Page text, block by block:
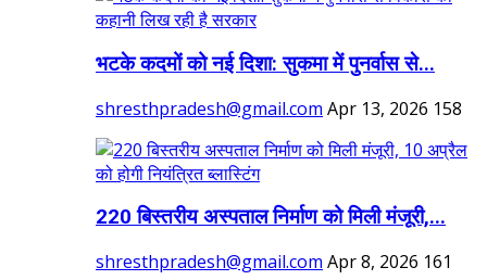
भटके कदमों को नई दिशा: सुकमा में पुनर्वास से...
shresthpradesh@gmail.com Apr 13, 2026 158
220 बिस्तरीय अस्पताल निर्माण को मिली मंजूरी,...
shresthpradesh@gmail.com Apr 8, 2026 161